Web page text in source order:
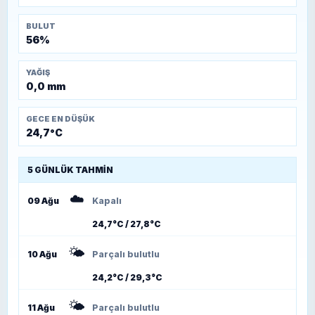
BULUT
56%
YAĞIŞ
0,0 mm
GECE EN DÜŞÜK
24,7°C
5 GÜNLÜK TAHMIN
09 Ağu ☁️ Kapalı
24,7°C / 27,8°C
10 Ağu 🌤️ Parçalı bulutlu
24,2°C / 29,3°C
11 Ağu 🌤️ Parçalı bulutlu